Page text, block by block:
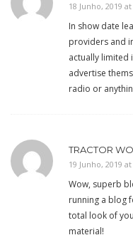
18 Junho, 2019 at
In show date
providers and
actually limited
advertise
radio or
TRACTOR
19 Junho, 2019 at
Wow, superb
running a blog
total look of
material!